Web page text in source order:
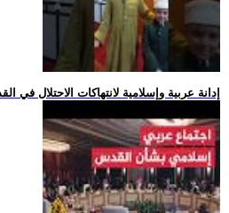
.. إدانة عربية وإسلامية لانتهاكات الاحتلال في